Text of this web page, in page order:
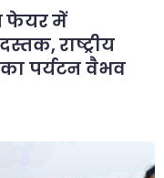
फेयर में
राष्ट्रीय
पर्यटन वैभव